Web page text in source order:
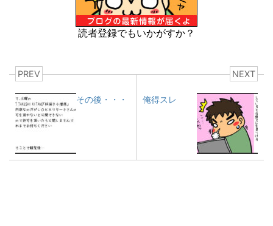
読者登録でもいかがすか？
PREV
その後・・・
NEXT
俺得スレ